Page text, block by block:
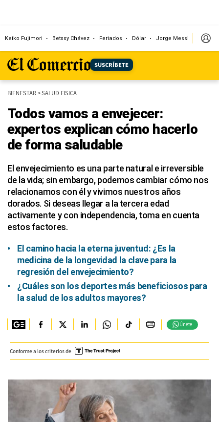
Keiko Fujimori Betssy Chávez Feriados Dólar Jorge Messi Papa
SUSCRÍBETE
BIENESTAR>SALUD FISICA
Todos vamos a envejecer:
expertos explican cómo hacerlo
de forma saludable
El envejecimiento es una parte natural e irreversible
de la vida; sin embargo, podemos cambiar cómo nos
relacionamos con él y vivimos nuestros años
dorados. Si deseas llegar a la tercera edad
activamente y con independencia, toma en cuenta
estos factores.
El camino hacia la eterna juventud: ¿Es la
medicina de la longevidad la clave para la
regresión del envejecimiento?
¿Cuáles son los deportes más beneficiosos para
la salud de los adultos mayores?
Únete
Conforme a los criterios de